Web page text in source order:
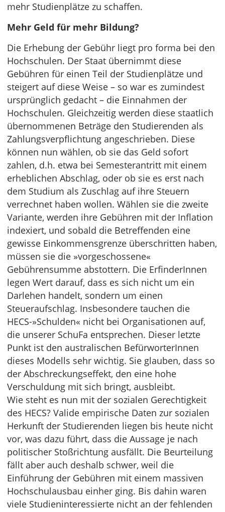
mehr Studienplätze zu schaffen.
Mehr Geld für mehr Bildung?
Die Erhebung der Gebühr liegt pro forma bei den
Hochschulen. Der Staat übernimmt diese
Gebühren für einen Teil der Studienplätze und
steigert auf diese Weise – so war es zumindest
ursprünglich gedacht – die Einnahmen der
Hochschulen. Gleichzeitig werden diese staatlich
übernommenen Beträge den Studierenden als
Zahlungsverpflichtung angeschrieben. Diese
können nun wählen, ob sie das Geld sofort
zahlen, d.h. etwa bei Semesterantritt mit einem
erheblichen Abschlag, oder ob sie es erst nach
dem Studium als Zuschlag auf ihre Steuern
verrechnet haben wollen. Wählen sie die zweite
Variante, werden ihre Gebühren mit der Inflation
indexiert, und sobald die Betreffenden eine
gewisse Einkommensgrenze überschritten haben,
müssen sie die »vorgeschossene«
Gebührensumme abstottern. Die ErfinderInnen
legen Wert darauf, dass es sich nicht um ein
Darlehen handelt, sondern um einen
Steueraufschlag. Insbesondere tauchen die
HECS-»Schulden« nicht bei Organisationen auf,
die unserer SchuFa entsprechen. Dieser letzte
Punkt ist den australischen BefürworterInnen
dieses Modells sehr wichtig. Sie glauben, dass so
der Abschreckungseffekt, den eine hohe
Verschuldung mit sich bringt, ausbleibt.
Wie steht es nun mit der sozialen Gerechtigkeit
des HECS? Valide empirische Daten zur sozialen
Herkunft der Studierenden liegen bis heute nicht
vor, was dazu führt, dass die Aussage je nach
politischer Stoßrichtung ausfällt. Die Beurteilung
fällt aber auch deshalb schwer, weil die
Einführung der Gebühren mit einem massiven
Hochschulausbau einher ging. Bis dahin waren
viele Studieninteressierte nicht an der fehlenden